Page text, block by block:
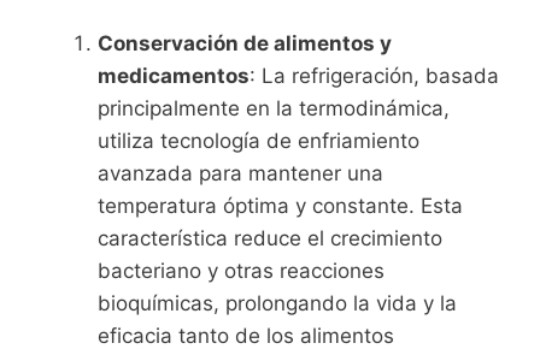
Conservación de alimentos y
medicamentos: La refrigeración, basada
principalmente en la termodinámica,
utiliza tecnología de enfriamiento
avanzada para mantener una
temperatura óptima y constante. Esta
característica reduce el crecimiento
bacteriano y otras reacciones
bioquímicas, prolongando la vida y la
eficacia tanto de los alimentos